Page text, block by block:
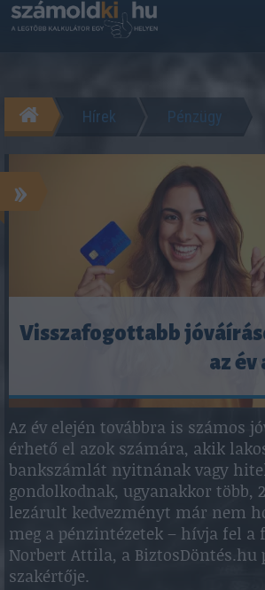
Hírek Pénzügy
»
Visszafogottabb
az év
Az év elején továbbra is számos
érhető el azok számára, akik
bankszámlát nyitnának vagy
gondolkodnak, ugyanakkor több,
lezárult kedvezményt már nem
meg a pénzintézetek – hívja fel a
Norbert Attila, a BiztosDöntés.hu
szakértője.